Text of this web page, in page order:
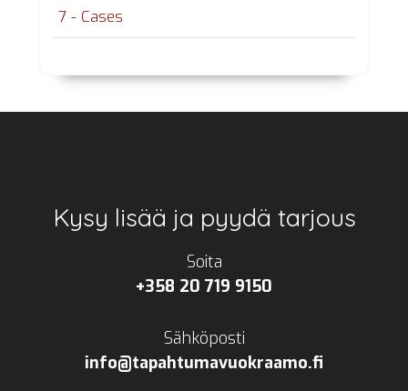
7 - Cases
Footer
Kysy lisää ja pyydä tarjous
Soita
+358 20 719 9150
Sähköposti
info@tapahtumavuokraamo.fi